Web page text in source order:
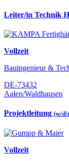
Leiter/in Technik
Vollzeit
Bauingenieur &
DE-73432
Aalen/Waldhausen
Projektleitung (w/d/
Vollzeit